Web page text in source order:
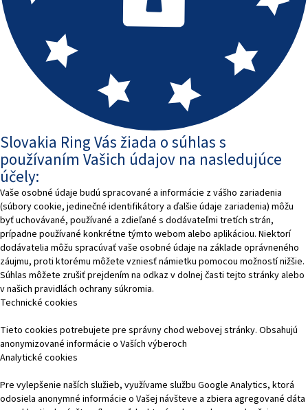
Slovakia Ring Vás žiada o súhlas s
používaním Vašich údajov na nasledujúce
účely:
Vaše osobné údaje budú spracované a informácie z vášho zariadenia
(súbory cookie, jedinečné identifikátory a ďalšie údaje zariadenia) môžu
byť uchovávané, používané a zdieľané s dodávateľmi tretích strán,
prípadne používané konkrétne týmto webom alebo aplikáciou. Niektorí
dodávatelia môžu spracúvať vaše osobné údaje na základe oprávneného
záujmu, proti ktorému môžete vzniesť námietku pomocou možností nižšie.
Súhlas môžete zrušiť prejdením na odkaz v dolnej časti tejto stránky alebo
v našich pravidlách ochrany súkromia.
Technické cookies
Tieto cookies potrebujete pre správny chod webovej stránky. Obsahujú
anonymizované informácie o Vaších výberoch
Analytické cookies
Pre vylepšenie naších služieb, využívame službu Google Analytics, ktorá
odosiela anonymné informácie o Vašej návšteve a zbiera agregované dáta